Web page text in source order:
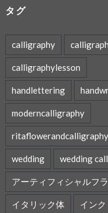
タグ
calligraphy
calligraphylesson
handlettering
moderncalligraphy
ritaflowerandcalligraphy
wedding wedding
アーティフィシャルフ
イタリック体 インク